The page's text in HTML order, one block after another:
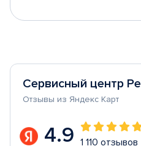
Сервисный центр
Отзывы из Яндекс Карт
4.9 1 110 отзывов